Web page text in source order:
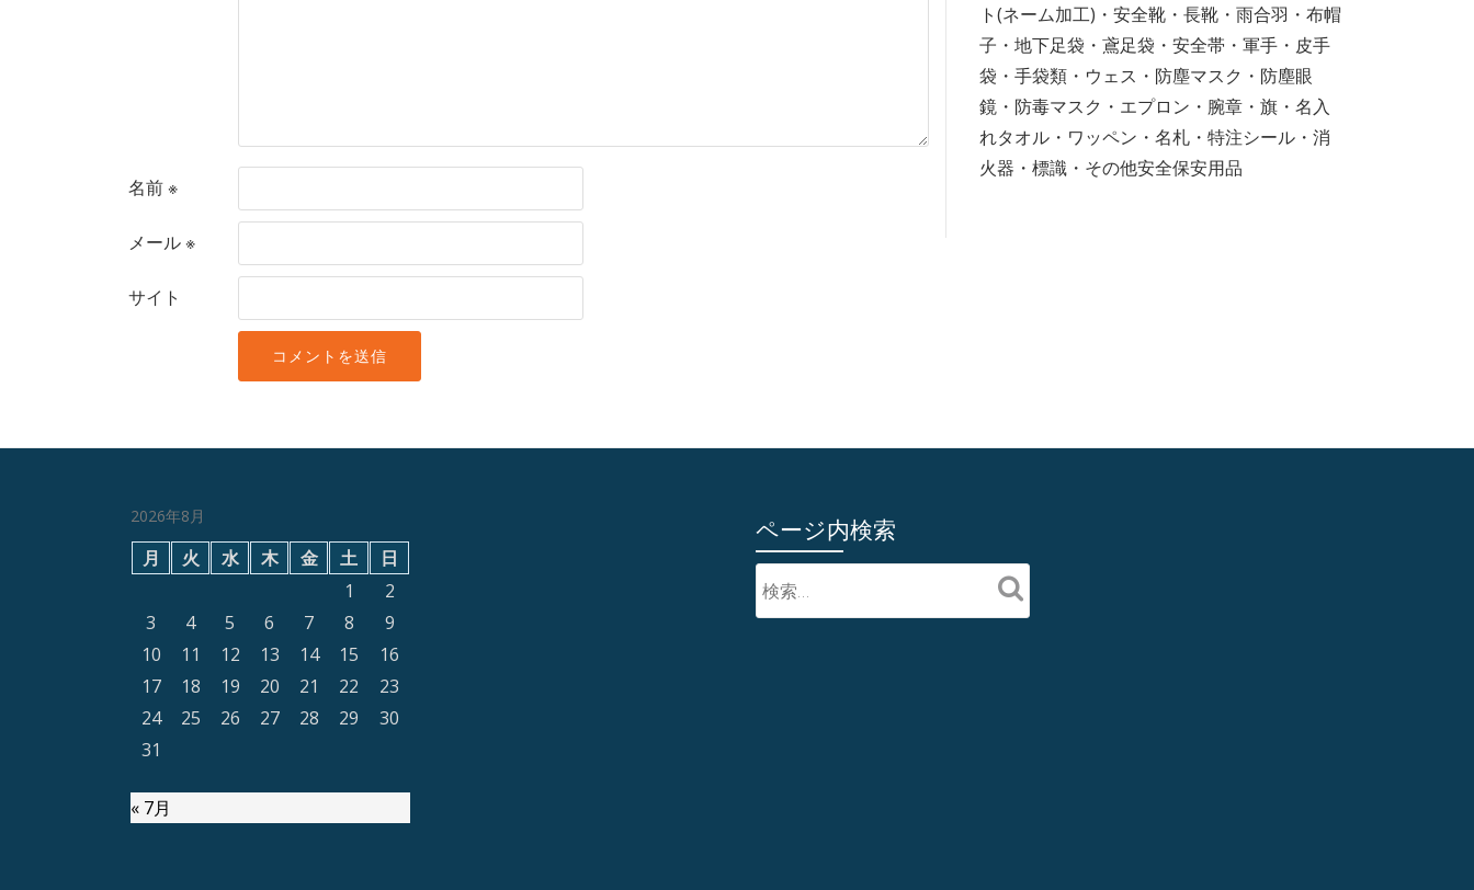
名前※
メール※
サイト
ト(ネーム加工)・安全靴・長靴・雨合羽・布帽
子・地下足袋・鳶足袋・安全帯・軍手・皮手
袋・手袋類・ウェス・防塵マスク・防塵眼
鏡・防毒マスク・エプロン・腕章・旗・名入
れタオル・ワッペン・名札・特注シール・消
火器・標識・その他安全保安用品
2026年8月
月 火 水 木 金 土
日
1
2
3
4 5 6 7 8
9
10
11 12 13 14 15
16
17
18 19 20 21 22
23
24
25 26 27 28 29
30
31
« 7月
ページ内検索